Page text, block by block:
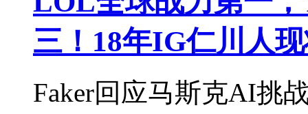
三！18年IG仁川人
Faker回应马斯克AI挑